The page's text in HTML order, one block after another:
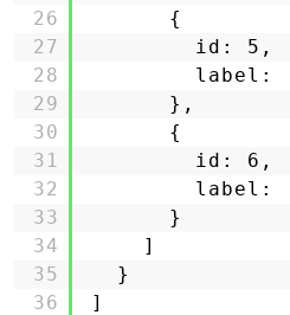
26
27
28
29
30
31
32
33
34
35
36
{
id: 5,
label:
},
{
id: 6,
label:
}
]
}
]